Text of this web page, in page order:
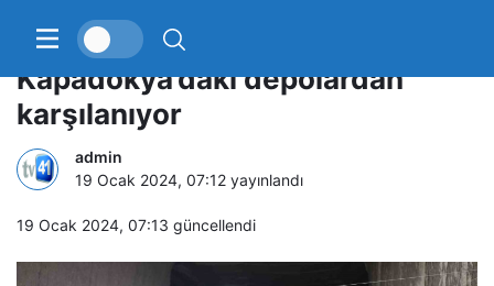
Türkiye’nin patates ihtiyacı
Kapadokya’daki depolardan
karşılanıyor
admin
19 Ocak 2024, 07:12 yayınlandı
19 Ocak 2024, 07:13 güncellendi